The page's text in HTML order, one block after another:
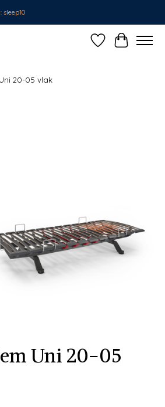
sleep10
Verlanglijst
20-05 vlak
Uni 20-05